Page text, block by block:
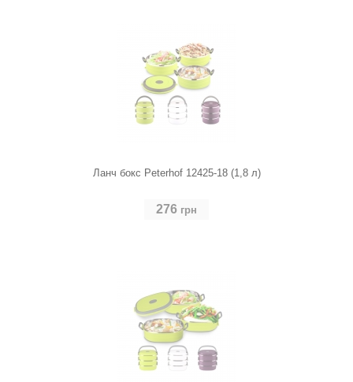
Ланч бокс Peterhof 12425-18 (1,8 л)
276 грн